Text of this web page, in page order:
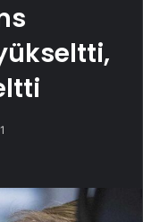
1